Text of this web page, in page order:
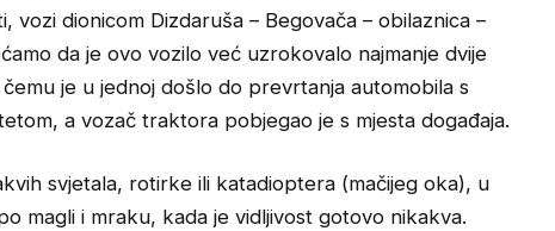
vozi dionicom Dizdaruša – Begovača – obilaznica –
da je ovo vozilo već uzrokovalo najmanje dvije
je u jednoj došlo do prevrtanja automobila s
a vozač traktora pobjegao je s mjesta događaja.
svjetala, rotirke ili katadioptera (mačijeg oka), u
magli i mraku, kada je vidljivost gotovo nikakva.